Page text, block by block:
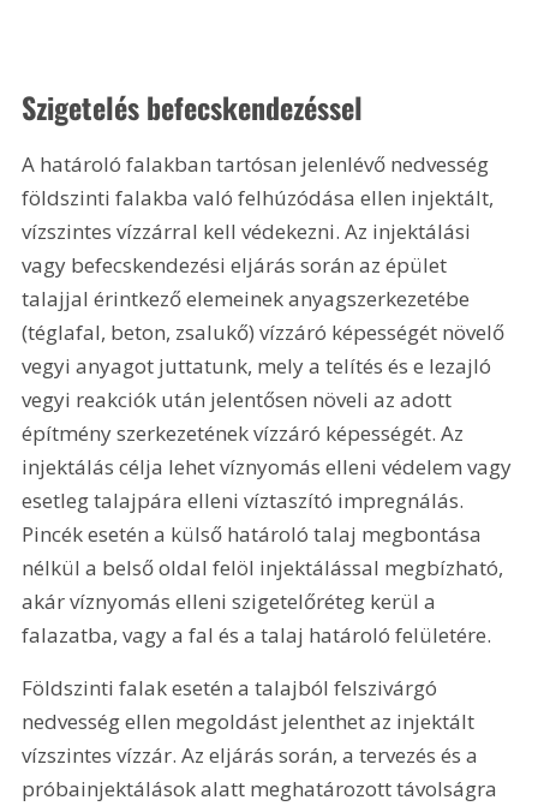
Szigetelés befecskendezéssel
A határoló falakban tartósan jelenlévő nedvesség
földszinti falakba való felhúzódása ellen injektált,
vízszintes vízzárral kell védekezni. Az injektálási
vagy befecskendezési eljárás során az épület
talajjal érintkező elemeinek anyagszerkezetébe
(téglafal, beton, zsalukő) vízzáró képességét növelő
vegyi anyagot juttatunk, mely a telítés és e lezajló
vegyi reakciók után jelentősen növeli az adott
építmény szerkezetének vízzáró képességét. Az
injektálás célja lehet víznyomás elleni védelem vagy
esetleg talajpára elleni víztaszító impregnálás.
Pincék esetén a külső határoló talaj megbontása
nélkül a belső oldal felöl injektálással megbízható,
akár víznyomás elleni szigetelőréteg kerül a
falazatba, vagy a fal és a talaj határoló felületére.
Földszinti falak esetén a talajból felszivárgó
nedvesség ellen megoldást jelenthet az injektált
vízszintes vízzár. Az eljárás során, a tervezés és a
próbainjektálások alatt meghatározott távolságra